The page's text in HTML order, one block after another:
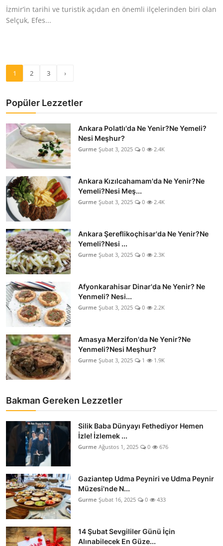
İzmir’in tarihi ve turistik açıdan en önemli ilçelerinden biri olan
Selçuk, Efes...
1 2 3 ›
Popüler Lezzetler
Ankara Polatlı'da Ne Yenir?Ne Yemeli?
Nesi Meşhur?
Gurme Şubat 3, 2025 0 2.4K
Ankara Kızılcahamam'da Ne Yenir?Ne
Yemeli?Nesi Meş...
Gurme Şubat 3, 2025 0 2.4K
Ankara Şereflikoçhisar'da Ne Yenir?Ne
Yemeli?Nesi ...
Gurme Şubat 3, 2025 0 2.3K
Afyonkarahisar Dinar'da Ne Yenir? Ne
Yenmeli? Nesi...
Gurme Şubat 3, 2025 0 2.2K
Amasya Merzifon'da Ne Yenir?Ne
Yenmeli?Nesi Meşhur?
Gurme Şubat 3, 2025 1 1.9K
Bakman Gereken Lezzetler
Silik Baba Dünyayı Fethediyor Hemen
İzle! İzlemek ...
Gurme Ağustos 1, 2025 0 676
Gaziantep Udma Peyniri ve Udma Peynir
Müzesi'nde N...
Gurme Şubat 16, 2025 0 433
14 Şubat Sevgililer Günü İçin
Alınabilecek En Güze...